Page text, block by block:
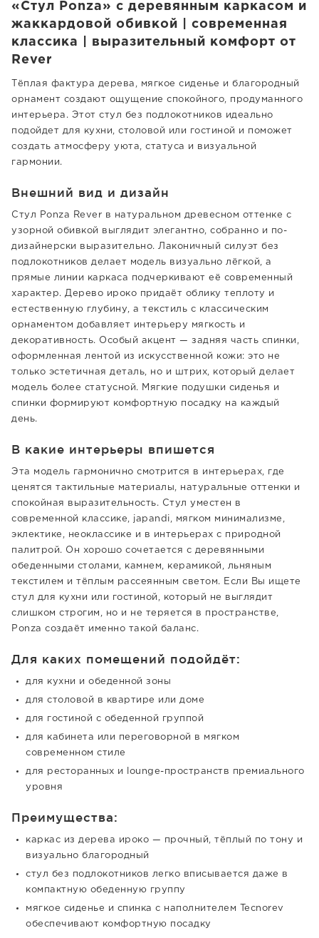
«Стул Ponza» с деревянным каркасом и
жаккардовой обивкой | современная
классика | выразительный комфорт от
Rever
Тёплая фактура дерева, мягкое сиденье и благородный
орнамент создают ощущение спокойного, продуманного
интерьера. Этот стул без подлокотников идеально
подойдет для кухни, столовой или гостиной и поможет
создать атмосферу уюта, статуса и визуальной
гармонии.
Внешний вид и дизайн
Стул Ponza Rever в натуральном древесном оттенке с
узорной обивкой выглядит элегантно, собранно и по-
дизайнерски выразительно. Лаконичный силуэт без
подлокотников делает модель визуально лёгкой, а
прямые линии каркаса подчеркивают её современный
характер. Дерево ироко придаёт облику теплоту и
естественную глубину, а текстиль с классическим
орнаментом добавляет интерьеру мягкость и
декоративность. Особый акцент — задняя часть спинки,
оформленная лентой из искусственной кожи: это не
только эстетичная деталь, но и штрих, который делает
модель более статусной. Мягкие подушки сиденья и
спинки формируют комфортную посадку на каждый
день.
В какие интерьеры впишется
Эта модель гармонично смотрится в интерьерах, где
ценятся тактильные материалы, натуральные оттенки и
спокойная выразительность. Стул уместен в
современной классике, japandi, мягком минимализме,
эклектике, неоклассике и в интерьерах с природной
палитрой. Он хорошо сочетается с деревянными
обеденными столами, камнем, керамикой, льняным
текстилем и тёплым рассеянным светом. Если Вы ищете
стул для кухни или гостиной, который не выглядит
слишком строгим, но и не теряется в пространстве,
Ponza создаёт именно такой баланс.
Для каких помещений подойдёт:
для кухни и обеденной зоны
для столовой в квартире или доме
для гостиной с обеденной группой
для кабинета или переговорной в мягком
современном стиле
для ресторанных и lounge-пространств премиального
уровня
Преимущества:
каркас из дерева ироко — прочный, тёплый по тону и
визуально благородный
стул без подлокотников легко вписывается даже в
компактную обеденную группу
мягкое сиденье и спинка с наполнителем Tecnorev
обеспечивают комфортную посадку